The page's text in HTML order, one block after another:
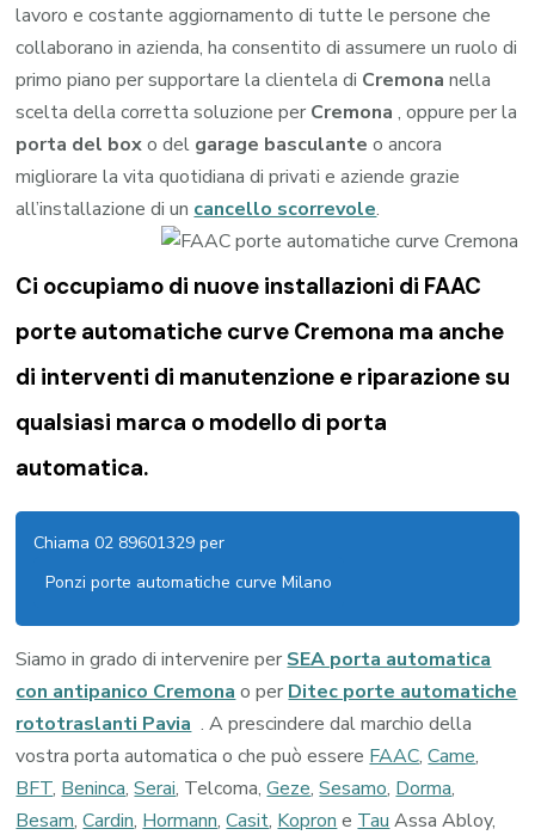
lavoro e costante aggiornamento di tutte le persone che
collaborano in azienda, ha consentito di assumere un ruolo di
primo piano per supportare la clientela di Cremona nella
scelta della corretta soluzione per Cremona , oppure per la
porta del boxo del garage basculante o ancora
migliorare la vita quotidiana di privati e aziende grazie
all’installazione di un cancello scorrevole.
Ci occupiamo di nuove installazioni di FAAC
porte automatiche curve Cremona ma anche
di interventi di manutenzione e riparazione su
qualsiasi marca o modello di porta
automatica.
Chiama 02 89601329 per
Ponzi porte automatiche curve Milano
Siamo in grado di intervenire per SEA porta automatica
con antipanico Cremona o per Ditec porte automatiche
rototraslanti Pavia . A prescindere dal marchio della
vostra porta automatica o che può essere FAAC,Came,
BFT, Beninca,Serai, Telcoma,Geze,Sesamo, Dorma,
Besam,Cardin, Hormann,Casit, Kopron e Tau Assa Abloy,